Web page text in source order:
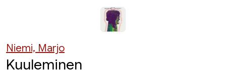
Niemi, Marjo
Kuuleminen